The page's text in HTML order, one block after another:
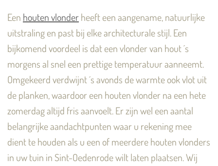
Een houten vlonderheeft een aangename, natuurlijke
uitstraling en past bij elke architecturale stijl. Een
bijkomend voordeel is dat een vlonder van hout ´s
morgens al snel een prettige temperatuur aanneemt.
Omgekeerd verdwijnt ´s avonds de warmte ook vlot uit
de planken, waardoor een houten vlonder na een hete
zomerdag altijd fris aanvoelt. Er zijn wel een aantal
belangrijke aandachtpunten waar u rekening mee
dient te houden als u een of meerdere houten vlonders
in uw tuin in Sint-Oedenrode wilt laten plaatsen. Wij